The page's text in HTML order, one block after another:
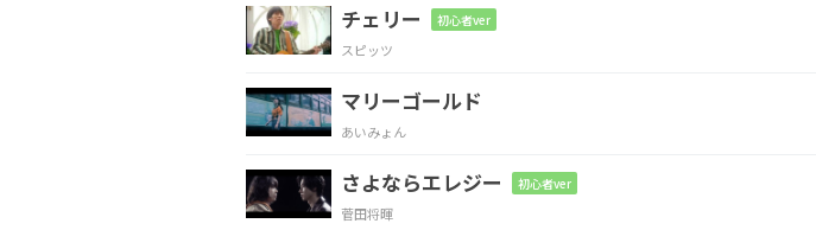
息が 冷たくな る
た だ星が 揺れてい
A# Cm Dm
チェリー 初心者ver
スピッツ
マリーゴールド
あいみょん
さよならエレジー 初心者ver
菅田将暉